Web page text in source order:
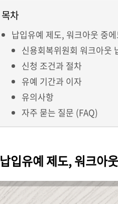
목차
납입유예 제도, 워크아웃 중
신용회복위원회 워크아웃
신청 조건과 절차
유예 기간과 이자
유의사항
자주 묻는 질문 (FAQ)
납입유예 제도, 워크아